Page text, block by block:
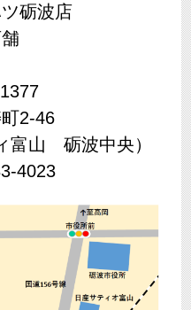
砺波店
2-46
富山 砺波中央）
4023